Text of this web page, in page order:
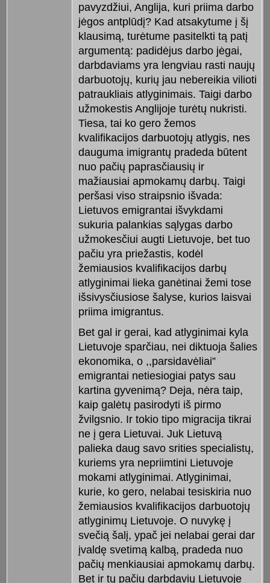
pavyzdžiui, Anglija, kuri priima darbo
jėgos antplūdį? Kad atsakytume į šį
klausimą, turėtume pasitelkti tą patį
argumentą: padidėjus darbo jėgai,
darbdaviams yra lengviau rasti naujų
darbuotojų, kurių jau nebereikia vilioti
patraukliais atlyginimais. Taigi darbo
užmokestis Anglijoje turėtų nukristi.
Tiesa, tai ko gero žemos
kvalifikacijos darbuotojų atlygis, nes
dauguma imigrantų pradeda būtent
nuo pačių paprasčiausių ir
mažiausiai apmokamų darbų. Taigi
peršasi viso straipsnio išvada:
Lietuvos emigrantai išvykdami
sukuria palankias sąlygas darbo
užmokesčiui augti Lietuvoje, bet tuo
pačiu yra priežastis, kodėl
žemiausios kvalifikacijos darbų
atlyginimai lieka ganėtinai žemi tose
išsivysčiusiose šalyse, kurios laisvai
priima imigrantus.
Bet gal ir gerai, kad atlyginimai kyla
Lietuvoje sparčiau, nei diktuoja šalies
ekonomika, o ,,parsidavėliai”
emigrantai netiesiogiai patys sau
kartina gyvenimą? Deja, nėra taip,
kaip galėtų pasirodyti iš pirmo
žvilgsnio. Ir tokio tipo migracija tikrai
ne į gera Lietuvai. Juk Lietuvą
palieka daug savo srities specialistų,
kuriems yra nepriimtini Lietuvoje
mokami atlyginimai. Atlyginimai,
kurie, ko gero, nelabai tesiskiria nuo
žemiausios kvalifikacijos darbuotojų
atlyginimų Lietuvoje. O nuvykę į
svečią šalį, ypač jei nelabai gerai dar
įvaldę svetimą kalbą, pradeda nuo
pačių menkiausiai apmokamų darbų.
Bet ir tų pačių darbdavių Lietuvoje